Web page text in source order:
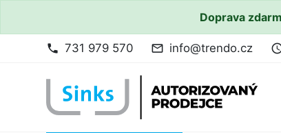
Doprava
phone 731 979 570 mail_outline info@trendo.cz